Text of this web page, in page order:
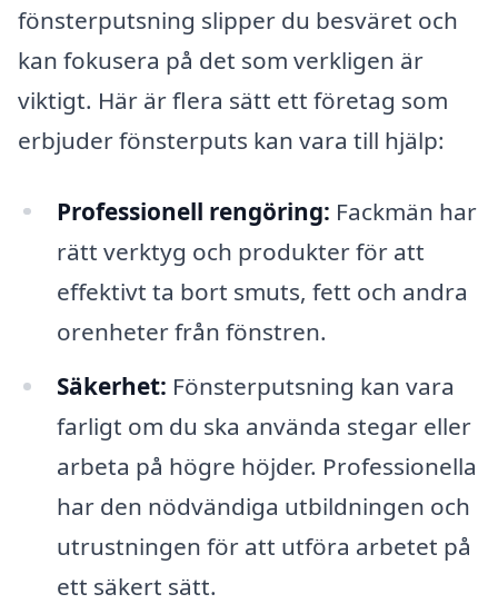
fönsterputsning slipper du besväret och
kan fokusera på det som verkligen är
viktigt. Här är flera sätt ett företag som
erbjuder fönsterputs kan vara till hjälp:
Professionell rengöring: Fackmän har
rätt verktyg och produkter för att
effektivt ta bort smuts, fett och andra
orenheter från fönstren.
Säkerhet: Fönsterputsning kan vara
farligt om du ska använda stegar eller
arbeta på högre höjder. Professionella
har den nödvändiga utbildningen och
utrustningen för att utföra arbetet på
ett säkert sätt.